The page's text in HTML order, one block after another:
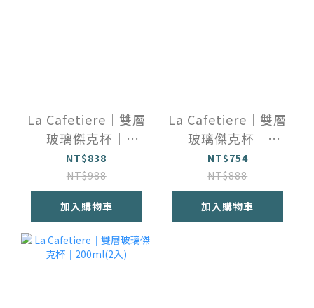
La Cafetiere｜雙層
玻璃傑克杯｜
350ml (2入)
NT$838
NT$988
加入購物車
La Cafetiere｜雙層
玻璃傑克杯｜
300ml(2入)
NT$754
NT$888
加入購物車